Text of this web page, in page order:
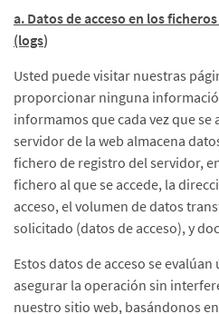
a. Datos de acceso en los
(logs)
Usted puede visitar nuestras
proporcionar ninguna
informamos que cada vez que se
servidor de la web almacena
fichero de registro del servidor,
fichero al que se accede, la
acceso, el volumen de datos
solicitado (datos de acceso), y
Estos datos de acceso se
asegurar la operación sin
nuestro sitio web, basándonos